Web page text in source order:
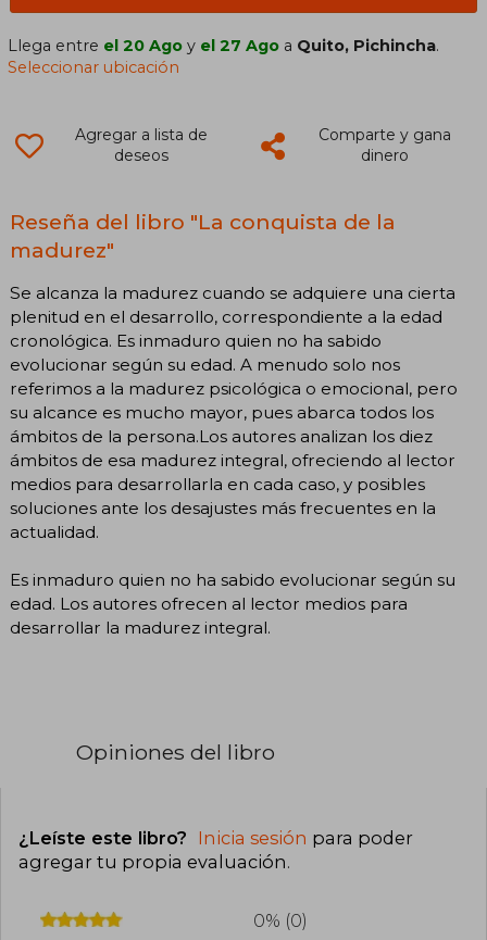
Llega entre el 20 Ago y el 27 Ago a Quito, Pichincha.
Seleccionar ubicación
Agregar a lista de
deseos
Comparte y gana
dinero
Reseña del libro "La conquista de la
madurez"
Se alcanza la madurez cuando se adquiere una cierta
plenitud en el desarrollo, correspondiente a la edad
cronológica. Es inmaduro quien no ha sabido
evolucionar según su edad. A menudo solo nos
referimos a la madurez psicológica o emocional, pero
su alcance es mucho mayor, pues abarca todos los
ámbitos de la persona.Los autores analizan los diez
ámbitos de esa madurez integral, ofreciendo al lector
medios para desarrollarla en cada caso, y posibles
soluciones ante los desajustes más frecuentes en la
actualidad.
Es inmaduro quien no ha sabido evolucionar según su
edad. Los autores ofrecen al lector medios para
desarrollar la madurez integral.
Opiniones del libro
¿Leíste este libro? Inicia sesión para poder
agregar tu propia evaluación.
0% (0)